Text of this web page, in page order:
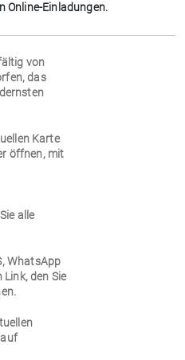
Online-Einladungen.
von
das
Karte
öffnen, mit
alle
WhatsApp
den Sie